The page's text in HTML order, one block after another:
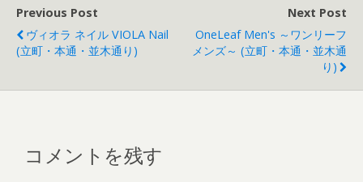
Previous Post
ヴィオラ ネイル VIOLA Nail
(立町・本通・並木通り)
Next Post
OneLeaf Men's ～ワンリーフ
メンズ～ (立町・本通・並木通
り)
コメントを残す